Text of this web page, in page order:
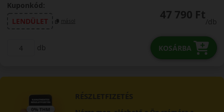
Kuponkód:
LENDÜLET
másol 47 790 Ft
/db
db KOSÁRBA
RÉSZLETFIZETÉS